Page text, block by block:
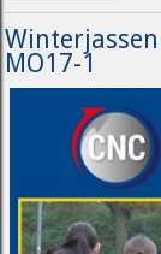
MO17-1